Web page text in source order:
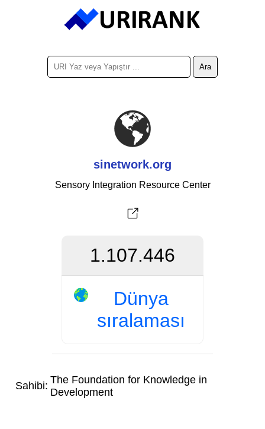
sinetwork.org
Sensory Integration Resource Center
1.107.446
Dünya
sıralaması
Sahibi: The Foundation for Knowledge in
Development